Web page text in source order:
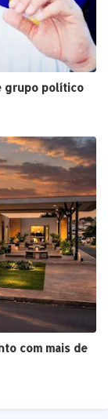
grupo político
com mais de